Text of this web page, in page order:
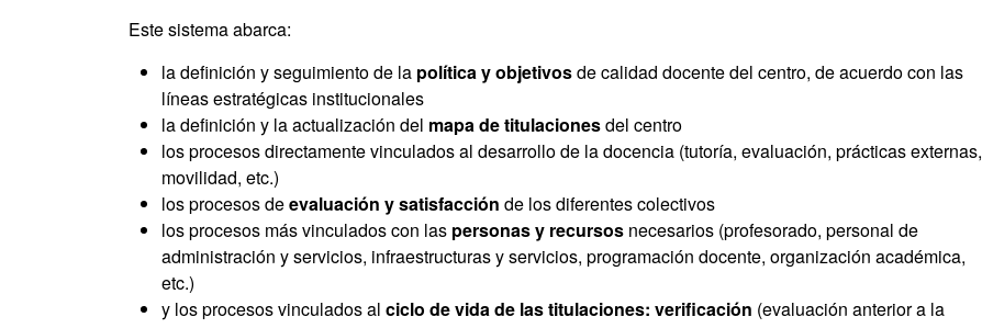
Este sistema abarca:
la definición y seguimiento de la política y objetivosde calidad docente del centro, de acuerdo con las
líneas estratégicas institucionales
la definición y la actualización del mapa de titulacionesdel centro
los procesos directamente vinculados al desarrollo de la docencia (tutoría, evaluación, prácticas externas,
movilidad, etc.)
los procesos deevaluación y satisfacción de los diferentes colectivos
los procesos más vinculados con las personas y recursos necesarios (profesorado, personal de
administración y servicios, infraestructuras y servicios, programación docente, organización académica,
etc.)
y los procesos vinculados al ciclo de vida de las titulaciones: verificación (evaluación anterior a la